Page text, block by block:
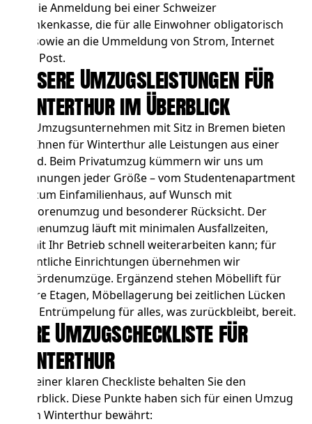
an die Anmeldung bei einer Schweizer
Krankenkasse, die für alle Einwohner obligatorisch
ist, sowie an die Ummeldung von Strom, Internet
und Post.
Unsere Umzugsleistungen für
Winterthur im Überblick
Als Umzugsunternehmen mit Sitz in Bremen bieten
wir Ihnen für Winterthur alle Leistungen aus einer
Hand. Beim Privatumzug kümmern wir uns um
Wohnungen jeder Größe – vom Studentenapartment
bis zum Einfamilienhaus, auf Wunsch mit
Seniorenumzug und besonderer Rücksicht. Der
Firmenumzug läuft mit minimalen Ausfallzeiten,
damit Ihr Betrieb schnell weiterarbeiten kann; für
öffentliche Einrichtungen übernehmen wir
Behördenumzüge. Ergänzend stehen Möbelliftfür
obere Etagen, Möbellagerung bei zeitlichen Lücken
Entrümpelung für alles, was zurückbleibt, bereit.
Ihre Umzugscheckliste für
Winterthur
Mit einer klaren Checkliste behalten Sie den
Überblick. Diese Punkte haben sich für einen Umzug
nach Winterthur bewährt: